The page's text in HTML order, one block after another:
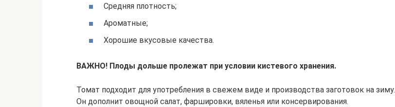
Средняя плотность;
Ароматные;
Хорошие вкусовые качества.
ВАЖНО! Плоды дольше пролежат при условии кистевого хранения.
Томат подходит для употребления в свежем виде и производства заготовок на зиму.
Он дополнит овощной салат, фаршировки, вяленья или консервирования.